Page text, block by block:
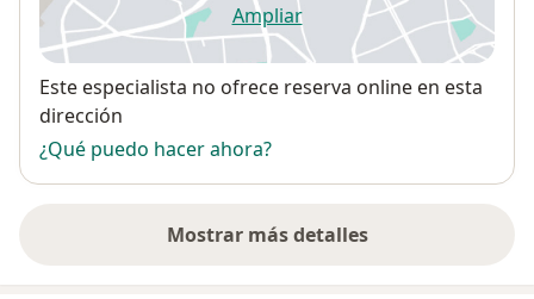
Ampliarse abre en una nueva
Disponibilidad
Este especialista no ofrece reserva online en esta
dirección
¿Qué puedo hacer ahora?
Mostrar más detalles
sobre la dirección